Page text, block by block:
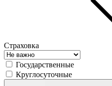
Страховка
Государственные
Круглосуточные